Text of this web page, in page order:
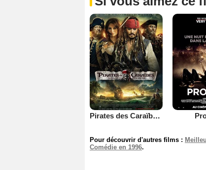
Pirates des Caraïbes : la Fontaine de Jouvence
Pour découvrir d'autres films :
Comédie en 1996.